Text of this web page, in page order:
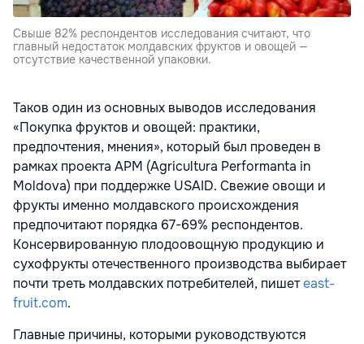
Свыше 82% респондентов исследования считают, что
главный недостаток молдавских фруктов и овощей —
отсутствие качественной упаковки.
Таков один из основных выводов исследования
«Покупка фруктов и овощей: практики,
предпочтения, мнения», который был проведен в
рамках проекта APM (Agricultura Performanta in
Moldova) при поддержке USAID. Свежие овощи и
фрукты именно молдавского происхождения
предпочитают порядка 67-69% респондентов.
Консервированную плодоовощную продукцию и
сухофрукты отечественного производства выбирает
почти треть молдавских потребителей, пишетeast-
fruit.com.
Главные причины, которыми руководствуются